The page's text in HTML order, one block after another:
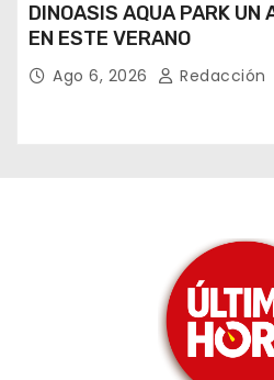
DINOASIS AQUA PARK UN
EN ESTE VERANO
Ago 6, 2026 Redacción